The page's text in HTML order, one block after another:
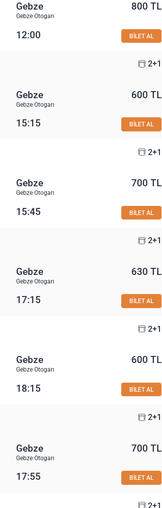
Gebze
Gebze Otogarı
800 TL
12:00 BİLET AL
2+1
Gebze
Gebze Otogarı
600 TL
15:15 BİLET AL
2+1
Gebze
Gebze Otogarı
700 TL
15:45 BİLET AL
2+1
Gebze
Gebze Otogarı
630 TL
17:15 BİLET AL
2+1
Gebze
Gebze Otogarı
600 TL
18:15 BİLET AL
2+1
Gebze
Gebze Otogarı
700 TL
17:55 BİLET AL
2+1